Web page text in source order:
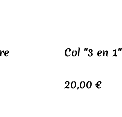
Col "3 en 1"
20,00 €